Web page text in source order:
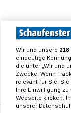
Wir und unsere 218
eindeutige
die unter „Wir und
Zwecke. Wenn
relevant für Sie.
Ihre Einwilligung zu
Webseite klicken.
unserer